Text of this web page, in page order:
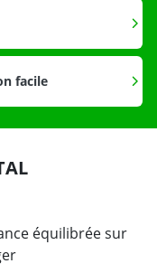
facile
équilibrée sur